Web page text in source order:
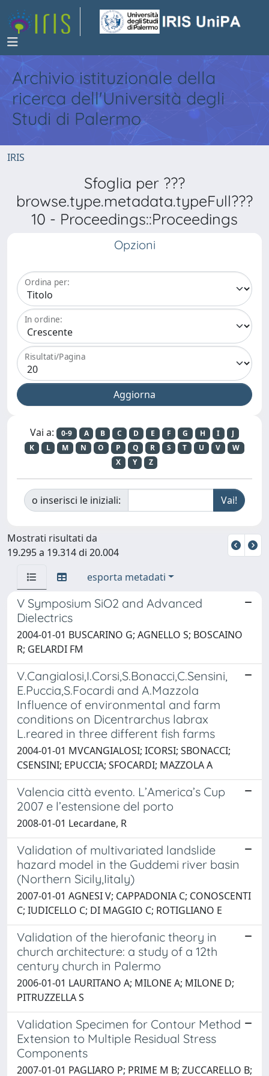
Archivio istituzionale della
ricerca dell'Università degli
Studi di Palermo
IRIS
Sfoglia per ???
browse.type.metadata.typeFull???
10 - Proceedings::Proceedings
Opzioni
Ordina per:
In ordine:
Risultati/Pagina
Vai a: 0-9 A B C D E F G H I
J
K
L M N O P Q R S T U V
W
X
Y Z
o inserisci le iniziali:
Mostrati risultati da
19.295 a 19.314 di 20.004
esporta metadati
V Symposium SiO2 and Advanced
Dielectrics
2004-01-01 BUSCARINO G; AGNELLO S; BOSCAINO
R; GELARDI FM
V.Cangialosi,I.Corsi,S.Bonacci,C.Sensini,
E.Puccia,S.Focardi and A.Mazzola
Influence of environmental and farm
conditions on Dicentrarchus labrax
L.reared in three different fish farms
2004-01-01 MVCANGIALOSI; ICORSI; SBONACCI;
CSENSINI; EPUCCIA; SFOCARDI; MAZZOLA A
Valencia città evento. L’America’s Cup
2007 e l’estensione del porto
2008-01-01 Lecardane, R
Validation of multivariated landslide
hazard model in the Guddemi river basin
(Northern Sicily,Iitaly)
2007-01-01 AGNESI V; CAPPADONIA C; CONOSCENTI
C; IUDICELLO C; DI MAGGIO C; ROTIGLIANO E
Validation of the hierofanic theory in
church architecture: a study of a 12th
century church in Palermo
2006-01-01 LAURITANO A; MILONE A; MILONE D;
PITRUZZELLA S
Validation Specimen for Contour Method
Extension to Multiple Residual Stress
Components
2007-01-01 PAGLIARO P; PRIME M B; ZUCCARELLO B;